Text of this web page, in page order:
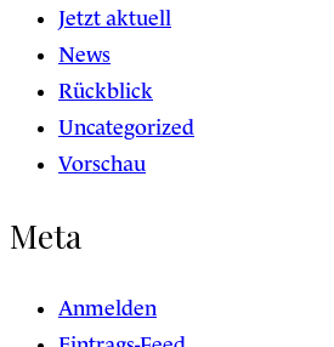
Jetzt aktuell
News
Rückblick
Uncategorized
Vorschau
Meta
Anmelden